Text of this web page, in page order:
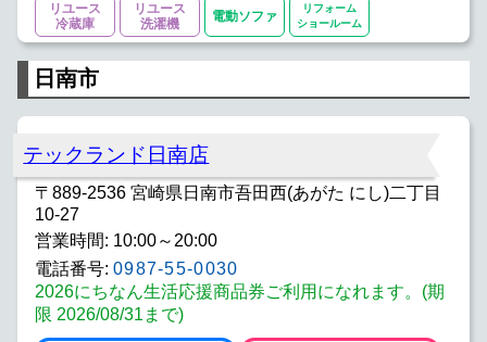
リユース
冷蔵庫
リユース
洗濯機
電動ソファ
リフォーム
ショールーム
日南市
テックランド日南店
〒889-2536 宮崎県日南市吾田西(あがた にし)二丁目
10-27
営業時間: 10:00～20:00
電話番号: 0987-55-0030
2026にちなん生活応援商品券ご利用になれます。(期
限 2026/08/31まで)